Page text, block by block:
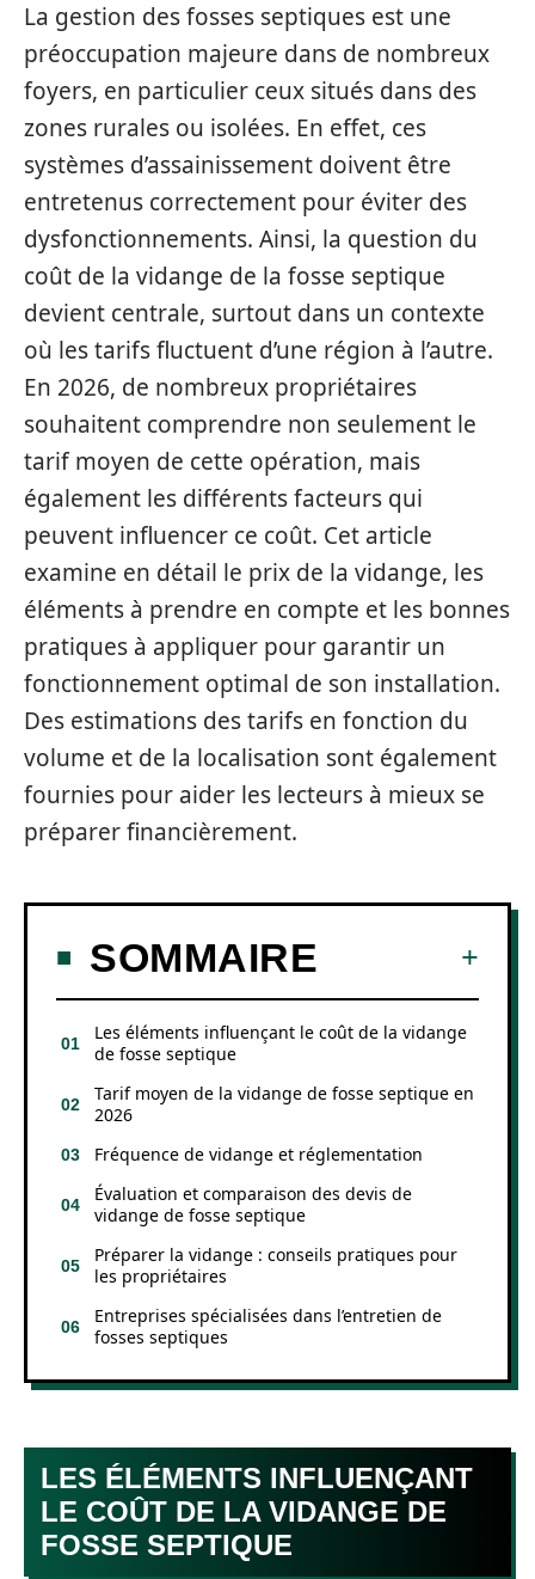
La gestion des fosses septiques est une
préoccupation majeure dans de nombreux
foyers, en particulier ceux situés dans des
zones rurales ou isolées. En effet, ces
systèmes d’assainissement doivent être
entretenus correctement pour éviter des
dysfonctionnements. Ainsi, la question du
coût de la vidange de la fosse septique
devient centrale, surtout dans un contexte
où les tarifs fluctuent d’une région à l’autre.
En 2026, de nombreux propriétaires
souhaitent comprendre non seulement le
tarif moyen de cette opération, mais
également les différents facteurs qui
peuvent influencer ce coût. Cet article
examine en détail le prix de la vidange, les
éléments à prendre en compte et les bonnes
pratiques à appliquer pour garantir un
fonctionnement optimal de son installation.
Des estimations des tarifs en fonction du
volume et de la localisation sont également
fournies pour aider les lecteurs à mieux se
préparer financièrement.
SOMMAIRE
Les éléments influençant le coût de la vidange
de fosse septique
Tarif moyen de la vidange de fosse septique en
2026
Fréquence de vidange et réglementation
Évaluation et comparaison des devis de
vidange de fosse septique
Préparer la vidange : conseils pratiques pour
les propriétaires
Entreprises spécialisées dans l’entretien de
fosses septiques
LES ÉLÉMENTS INFLUENÇANT
LE COÛT DE LA VIDANGE DE
FOSSE SEPTIQUE